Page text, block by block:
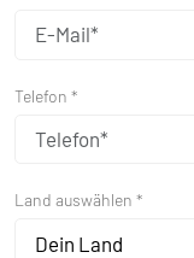
Telefon *
Land auswählen *
Dein Land